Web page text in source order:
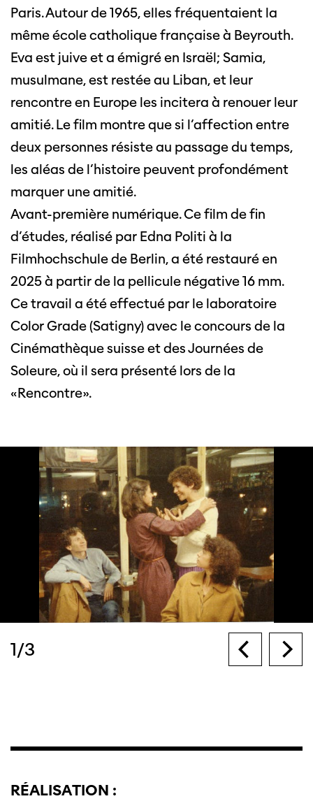
Paris. Autour de 1965, elles fréquentaient la
même école catholique française à Beyrouth.
Eva est juive et a émigré en Israël; Samia,
musulmane, est restée au Liban, et leur
rencontre en Europe les incitera à renouer leur
amitié. Le film montre que si l’affection entre
deux personnes résiste au passage du temps,
les aléas de l’histoire peuvent profondément
marquer une amitié.
Avant-première numérique. Ce film de fin
d’études, réalisé par Edna Politi à la
Filmhochschule de Berlin, a été restauré en
2025 à partir de la pellicule négative 16 mm.
Ce travail a été effectué par le laboratoire
Color Grade (Satigny) avec le concours de la
Cinémathèque suisse et des Journées de
Soleure, où il sera présenté lors de la
«Rencontre».
1/3
RÉALISATION :